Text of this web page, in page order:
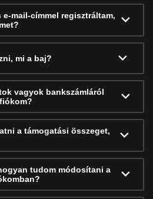
mail-címmel regisztráltam,
mi a baj?
vagyok bankszámláról
a támogatási összeget,
tudom módosítani a